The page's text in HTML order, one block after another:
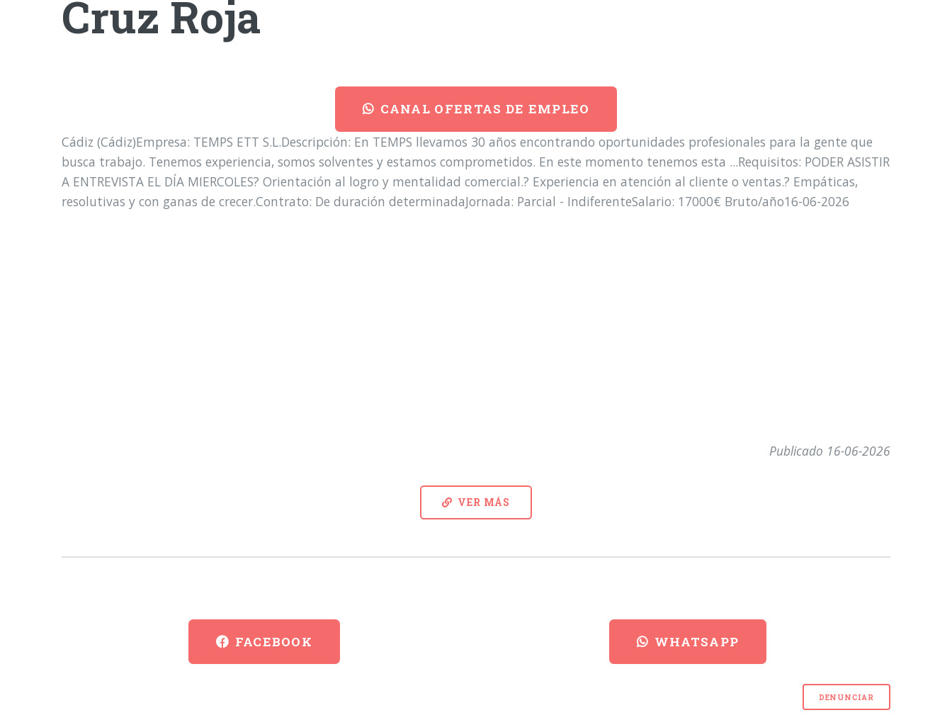
Cruz Roja
CANAL OFERTAS DE EMPLEO
Cádiz (Cádiz)Empresa: TEMPS ETT S.L.Descripción: En TEMPS llevamos 30 años encontrando oportunidades profesionales para la gente que
busca trabajo. Tenemos experiencia, somos solventes y estamos comprometidos. En este momento tenemos esta ...Requisitos: PODER ASISTIR
A ENTREVISTA EL DÍA MIERCOLES? Orientación al logro y mentalidad comercial.? Experiencia en atención al cliente o ventas.? Empáticas,
resolutivas y con ganas de crecer.Contrato: De duración determinadaJornada: Parcial - IndiferenteSalario: 17000€ Bruto/año16-06-2026
Publicado 16-06-2026
VER MÁS
FACEBOOK WHATSAPP
DENUNCIAR